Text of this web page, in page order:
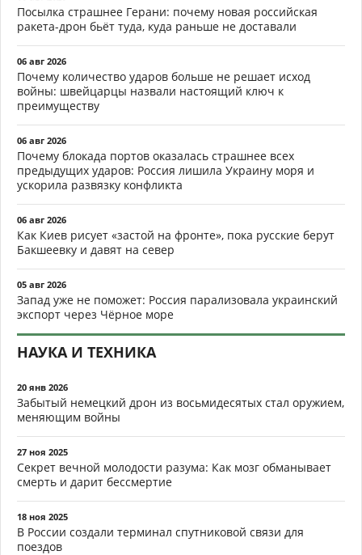
Посылка страшнее Герани: почему новая российская
ракета-дрон бьёт туда, куда раньше не доставали
06 авг 2026
Почему количество ударов больше не решает исход
войны: швейцарцы назвали настоящий ключ к
преимуществу
06 авг 2026
Почему блокада портов оказалась страшнее всех
предыдущих ударов: Россия лишила Украину моря и
ускорила развязку конфликта
06 авг 2026
Как Киев рисует «застой на фронте», пока русские берут
Бакшеевку и давят на север
05 авг 2026
Запад уже не поможет: Россия парализовала украинский
экспорт через Чёрное море
НАУКА И ТЕХНИКА
20 янв 2026
Забытый немецкий дрон из восьмидесятых стал оружием,
меняющим войны
27 ноя 2025
Секрет вечной молодости разума: Как мозг обманывает
смерть и дарит бессмертие
18 ноя 2025
В России создали терминал спутниковой связи для
поездов